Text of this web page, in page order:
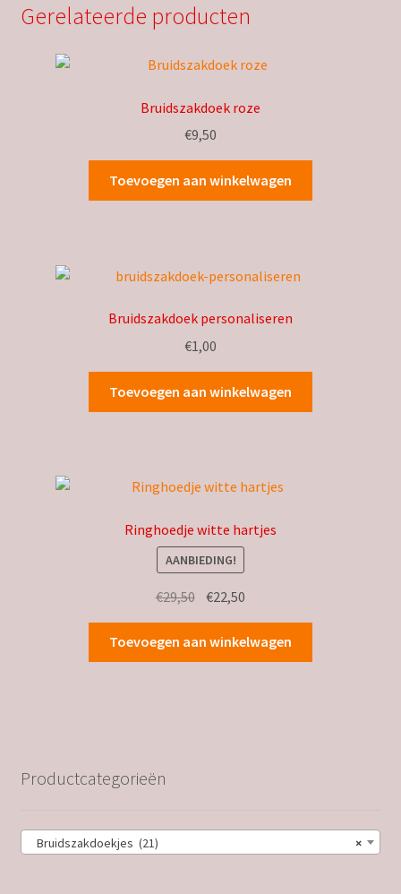
Gerelateerde producten
Bruidszakdoek roze
€9,50
Toevoegen aan winkelwagen
Bruidszakdoek personaliseren
€1,00
Toevoegen aan winkelwagen
Ringhoedje witte hartjes
AANBIEDING!
€29,50 Oorspronkelijke
was:
€29,50.
€22,50
is:
€22,50.
Toevoegen aan winkelwagen
Productcategorieën
×
Bruidszakdoekjes (21)